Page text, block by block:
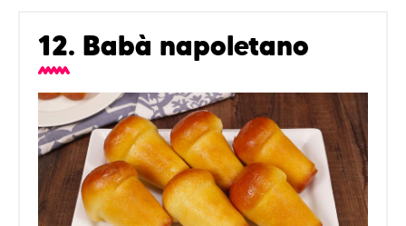
12. Babà napoletano